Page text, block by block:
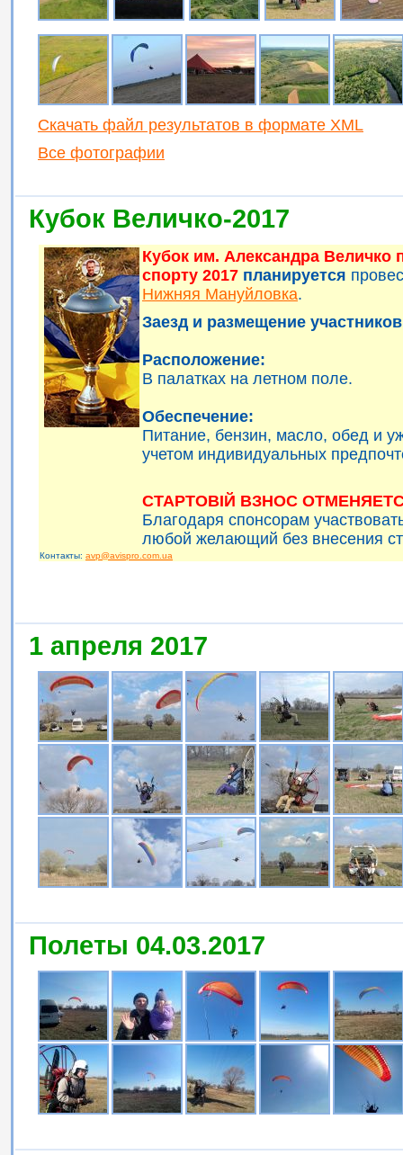
Скачать файл результатов в формате XML
Все фотографии
Кубок Величко-2017
Кубок им. Александра Величко
спорту 2017 планируется
Нижняя Мануйловка.
Заезд и размещение
Расположение:
В палатках на летном поле.
Обеспечение:
Питание, бензин, масло, обед и
учетом индивидуальных
СТАРТОВІЙ ВЗНОС
Благодаря спонсорам
любой желающий без внесения
Контакты: avp@avispro.com.ua
1 апреля 2017
Полеты 04.03.2017